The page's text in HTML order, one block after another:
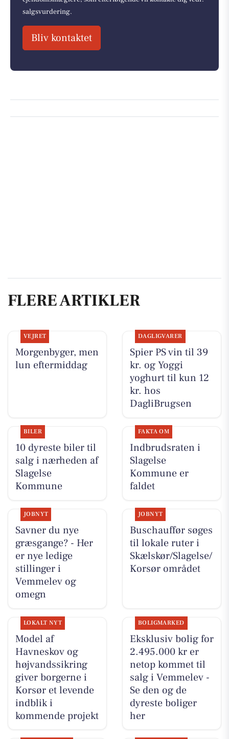
salgsvurdering.
Bliv kontaktet
FLERE ARTIKLER
VEJRET
Morgenbyger, men
lun eftermiddag
DAGLIGVARER
Spier PS vin til 39
kr. og Yoggi
yoghurt til kun 12
kr. hos
DagliBrugsen
BILER
10 dyreste biler til
salg i nærheden af
Slagelse
Kommune
FAKTA OM
Indbrudsraten i
Slagelse
Kommune er
faldet
JOBNYT
Savner du nye
græsgange? - Her
er nye ledige
stillinger i
Vemmelev og
omegn
JOBNYT
Buschauffør søges
til lokale ruter i
Skælskør/Slagelse/
Korsør området
LOKALT NYT
Model af
Havneskov og
højvandssikring
giver borgerne i
Korsør et levende
indblik i
kommende projekt
BOLIGMARKED
Eksklusiv bolig for
2.495.000 kr er
netop kommet til
salg i Vemmelev -
Se den og de
dyreste boliger
her